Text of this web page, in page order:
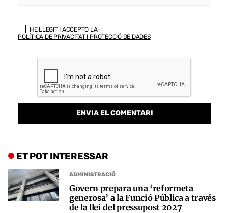
HE LLEGIT I ACCEPTO LA
POLÍTICA DE PRIVACITAT I PROTECCIÓ DE DADES
ET POT INTERESSAR
ADMINISTRACIÓ
Govern prepara una ‘reformeta
generosa’ a la Funció Pública a través
de la llei del pressupost 2027